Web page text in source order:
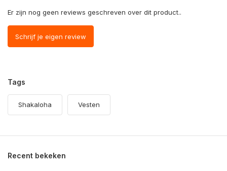
Er zijn nog geen reviews geschreven over dit product..
Schrijf je eigen review
Tags
Shakaloha Vesten
Recent bekeken